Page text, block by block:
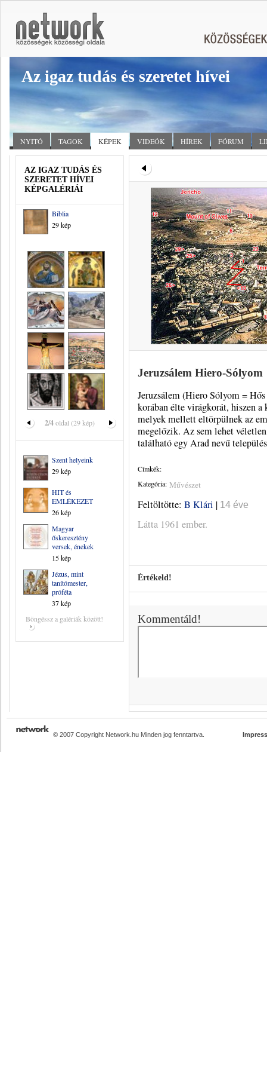
Az igaz tudás és szeretet hívei
NYITÓ TAGOK KÉPEK VIDEÓK HÍREK FÓRUM
AZ IGAZ TUDÁS ÉS
SZERETET HÍVEI
KÉPGALÉRIÁI
Biblia
29 kép
2/4oldal (29 kép)
Szent helyeink
29 kép
HIT és
EMLÉKEZET
26 kép
Magyar
őskeresztény
versek, énekek
15 kép
Jézus, mint
tanítómester,
próféta
37 kép
Böngéssz a galériák között!
Jeruzsálem Hiero-Sólyom
Jeruzsálem (Hiero Sólyom =
korában élte virágkorát, hiszen
melyek mellett eltörpülnek az
megelőzik. Az sem lehet
található egy Arad nevű
Címkék:
Kategória: Művészet
Feltöltötte: B Klári | 14 éve
Látta 1961 ember.
Értékeld!
Kommentáld!
© 2007 Copyright Network.hu Minden jog fenntartva.